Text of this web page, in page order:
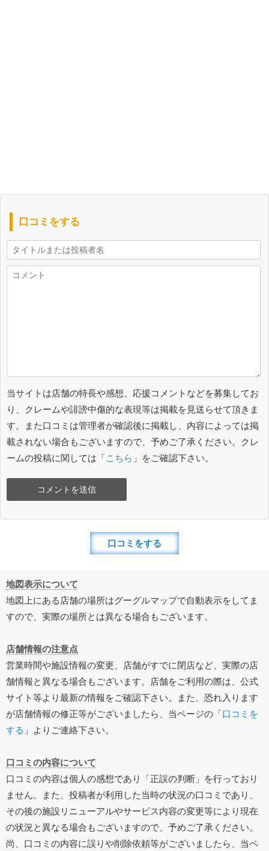
口コミをする
当サイトは店舗の特長や感想、応援コメントなどを募集してお
り、クレームや誹謗中傷的な表現等は掲載を見送らせて頂きま
す。また口コミは管理者が確認後に掲載し、内容によっては掲
載されない場合もございますので、予めご了承ください。クレ
ームの投稿に関しては「こちら 」をご確認下さい。
口コミをする
地図表示について
地図上にある店舗の場所はグーグルマップで自動表示をしてま
すので、実際の場所とは異なる場合もございます。
店舗情報の注意点
営業時間や施設情報の変更、店舗がすでに閉店など、実際の店
舗情報と異なる場合もございます。店舗をご利用の際は、公式
サイト等より最新の情報をご確認下さい。また、恐れ入ります
が店舗情報の修正等がございましたら、当ページの「口コミを
する 」よりご連絡下さい。
口コミの内容について
口コミの内容は個人の感想であり「正誤の判断」を行っており
ません。また、投稿者が利用した当時の状況の口コミであり、
その後の施設リニューアルやサービス内容の変更等により現在
の状況と異なる場合もございますので、予めご了承ください。
尚、口コミの内容に誤りや削除依頼等がございましたら、当ペ